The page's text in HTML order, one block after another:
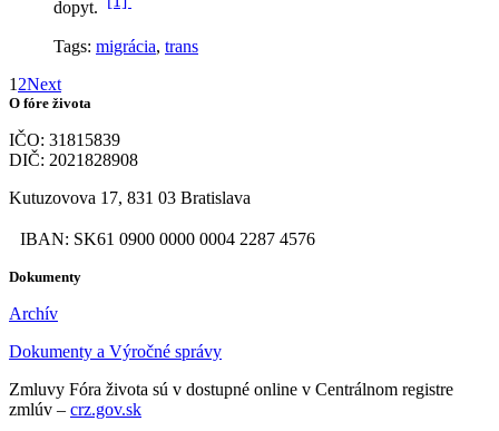
dopyt.
Tags: migrácia, trans
1 2Next
O fóre života
IČO: 31815839
DIČ: 2021828908
Kutuzovova 17, 831 03 Bratislava
IBAN: SK61 0900 0000 0004 2287 4576
Dokumenty
Archív
Dokumenty a Výročné správy
Zmluvy Fóra života sú v dostupné online v Centrálnom registre
zmlúv – crz.gov.sk